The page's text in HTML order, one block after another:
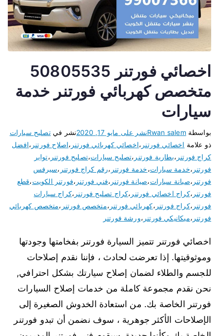
اخصائي فورتنر 50805535
متخصص كهربائي فورتنر خدمة
سيارات
بواسطة Rwan salemنشر على مايو 17, 2020 نشر فيتصليح سيارات
ذو علامة اخصائي فورتنر ،اخصائي كهربائي فورتنر ،اصلاح فورتنر ،افضل
كراج فورتنر ،بطارية فورتنر ،تصليح سيارات،تصليح فورتنر ،تواير
فورتنر ،خدمة سيارات،خدمة فورتنر ،رقم كراج فورتنر ،سيرفس
فورتنر ،صيانة سيارات،صيانة فورتنر ،فني فورتنر ،فورتنر الكويت،قطع
فورتنر ،كراج اخصائي فورتنر ،كراج تصليح فورتنر ،كراج سيارات
فورتنر ،كراج فورتنر ،كهربائي فورتنر ،متخصص فورتنر ،متخصص كهربائي
فورتنر ،ميكانيكي فورتنر ،ورشة فورتنر
اخصائي فورتنر تتميز السيارة فورتنر بفخامتها وجودتها
وموثوقيتها. إذا تعرضت لحادث ، فإننا نقدم إصلاحات
للجسم والطلاء لضمان إصلاح سيارتك بشكل احترافي,
نحن نقدم مجموعة كاملة من خدمات إصلاح السيارات
فورتنر الخاصة بك. من استعادة الخدوش الصغيرة إلى
الإصلاحات الأكثر جوهرية ، سوف نضمن أن تبدو فورتنر